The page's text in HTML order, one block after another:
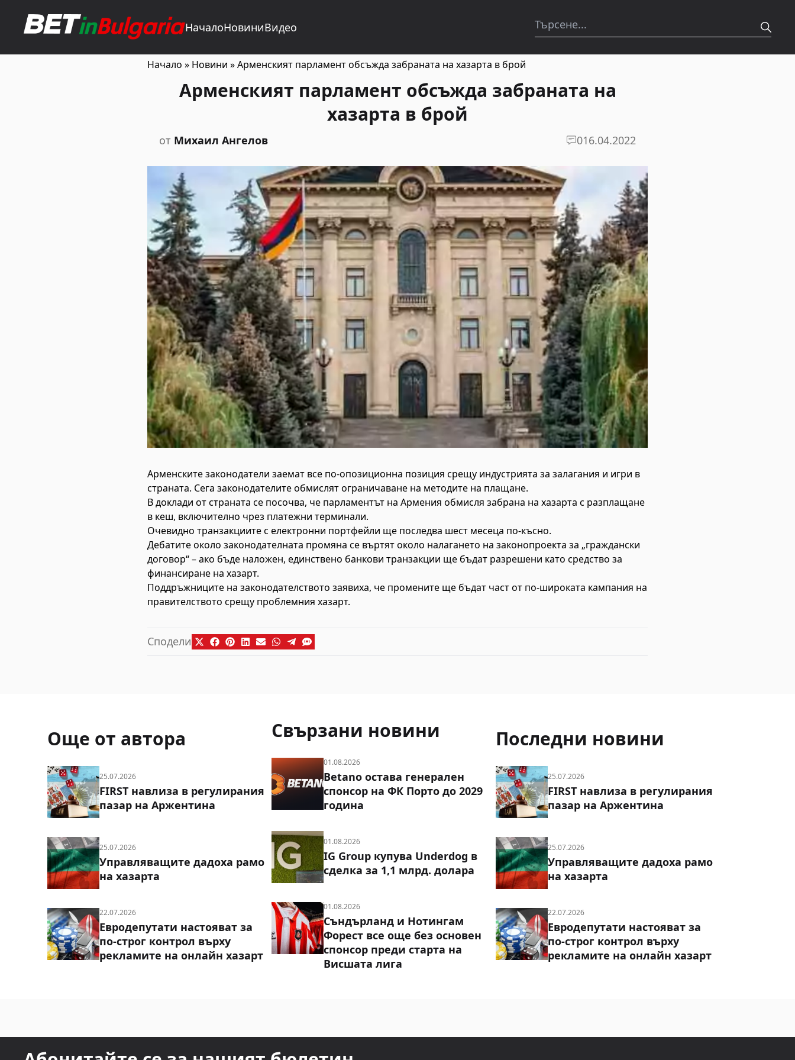
НачалоНовиниВидео
Начало » Новини »Арменският парламент обсъжда забраната на хазарта в брой
Арменският парламент обсъжда забраната на
хазарта в брой
от Михаил Ангелов 016.04.2022
Арменските законодатели заемат все по-опозиционна позиция срещу индустрията за залагания и игри в
страната. Сега законодателите обмислят ограничаване на методите на плащане.
В доклади от страната се посочва, че парламентът на Армения обмисля забрана на хазарта с разплащане
в кеш, включително чрез платежни терминали.
Очевидно транзакциите с електронни портфейли ще последва шест месеца по-късно.
Дебатите около законодателната промяна се въртят около налагането на законопроекта за „граждански
договор“ – ако бъде наложен, единствено банкови транзакции ще бъдат разрешени като средство за
финансиране на хазарт.
Поддръжниците на законодателството заявиха, че промените ще бъдат част от по-широката кампания на
правителството срещу проблемния хазарт.
Сподели
Още от автора
25.07.2026
FIRST навлиза в регулирания
пазар на Аржентина
25.07.2026
Управляващите дадоха рамо
на хазарта
22.07.2026
Евродепутати настояват за
по-строг контрол върху
рекламите на онлайн хазарт
Свързани новини
01.08.2026
Betano остава генерален
спонсор на ФК Порто до 2029
година
01.08.2026
IG Group купува Underdog в
сделка за 1,1 млрд. долара
01.08.2026
Съндърланд и Нотингам
Форест все още без основен
спонсор преди старта на
Висшата лига
Последни новини
25.07.2026
FIRST навлиза в регулирания
пазар на Аржентина
25.07.2026
Управляващите дадоха рамо
на хазарта
22.07.2026
Евродепутати настояват за
по-строг контрол върху
рекламите на онлайн хазарт